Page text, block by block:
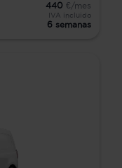
440 €/mes
IVA incluido
6 semanas